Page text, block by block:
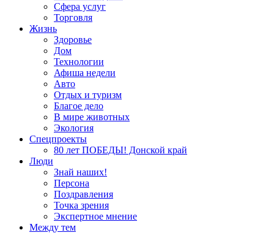
Сфера услуг
Торговля
Жизнь
Здоровье
Дом
Технологии
Афиша недели
Авто
Отдых и туризм
Благое дело
В мире животных
Экология
Спецпроекты
80 лет ПОБЕДЫ! Донской край
Люди
Знай наших!
Персона
Поздравления
Точка зрения
Экспертное мнение
Между тем